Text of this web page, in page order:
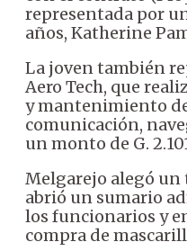
representada por
años, Katherine
La joven también
Aero Tech, que
y mantenimiento
comunicación,
un monto de G.
Melgarejo alegó
abrió un sumario
los funcionarios y
compra de